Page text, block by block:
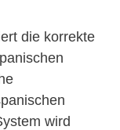
die korrekte
wird